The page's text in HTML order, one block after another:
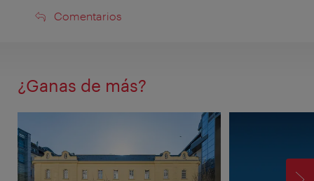
Comentarios
Comentarios
¿Ganas de más?